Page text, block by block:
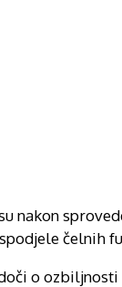
nakon
čelnih
o